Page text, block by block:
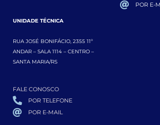
UNIDADE TÉCNICA
RUA JOSÉ BONIFÁCIO, 2355 11º
ANDAR – SALA 1114 – CENTRO –
SANTA MARIA/RS
FALE CONOSCO
POR TELEFONE
POR E-MAIL
POR E-